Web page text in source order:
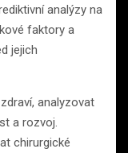
analýzy na
faktory a
jejich
analyzovat
a rozvoj.
chirurgické